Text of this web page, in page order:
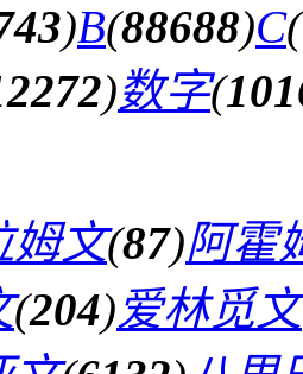
)B(88688)C(
)数字(
姆文(87)阿霍
(204)爱林觅文